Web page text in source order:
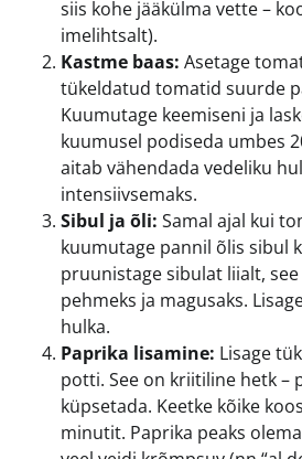
siis kohe jääkülma vette –
imelihtsalt).
Kastme baas: Asetage
tükeldatud tomatid suurde
Kuumutage keemiseni ja
kuumusel podiseda umbes
aitab vähendada vedeliku
intensiivsemaks.
Sibul ja õli: Samal ajal kui
kuumutage pannil õlis sibul
pruunistage sibulat liialt,
pehmeks ja magusaks.
hulka.
Paprika lisamine: Lisage
potti. See on kriitiline hetk –
küpsetada. Keetke kõike
minutit. Paprika peaks